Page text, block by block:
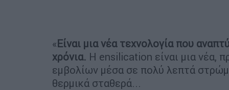
«Είναι μια νέα τεχνολογία που
χρόνια. Η ensilication είναι μια νέα,
εμβολίων μέσα σε πολύ λεπτά
θερμικά σταθερά...